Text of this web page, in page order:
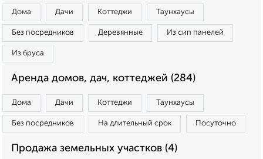
Дома Дачи Коттеджи Таунхаусы
Без посредников Деревянные Из сип панелей
Из бруса
Аренда домов, дач, коттеджей (284)
Дома Дачи Коттеджи Таунхаусы
Без посредников На длительный срок Посуточно
Продажа земельных участков (4)